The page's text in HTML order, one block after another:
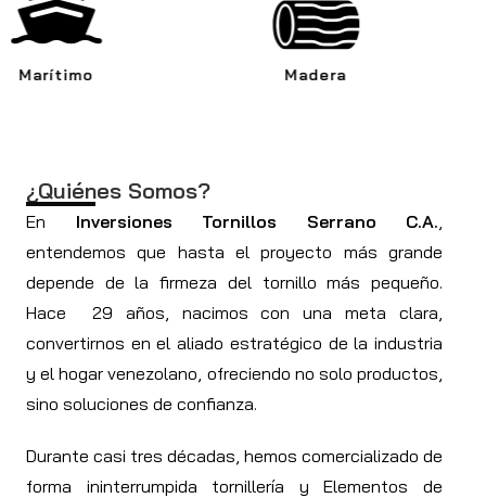
Madera Automotriz
¿Quiénes Somos?
En Inversiones Tornillos Serrano C.A.,
entendemos que hasta el proyecto más grande
depende de la firmeza del tornillo más pequeño.
Hace 29 años, nacimos con una meta clara,
convertirnos en el aliado estratégico de la industria
y el hogar venezolano, ofreciendo no solo productos,
sino soluciones de confianza.
Durante casi tres décadas, hemos comercializado de
forma ininterrumpida tornillería y Elementos de